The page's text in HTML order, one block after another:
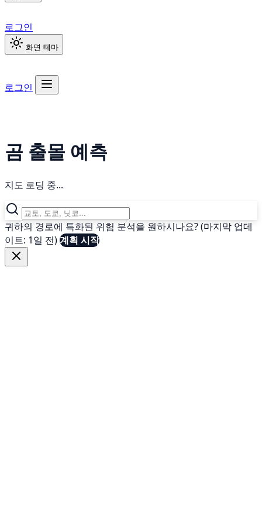
로그인
화면 테마
로그인
곰 출몰 예측
지도 로딩 중...
귀하의 경로에 특화된 위험 분석을 원하시나요? (마지막 업데
이트: 1일 전)계획 시작